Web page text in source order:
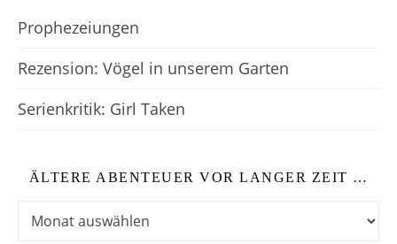
Prophezeiungen
Rezension: Vögel in unserem Garten
Serienkritik: Girl Taken
ÄLTERE ABENTEUER VOR LANGER ZEIT …